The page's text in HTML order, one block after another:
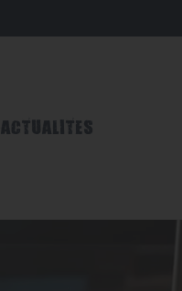
ACTUALITES